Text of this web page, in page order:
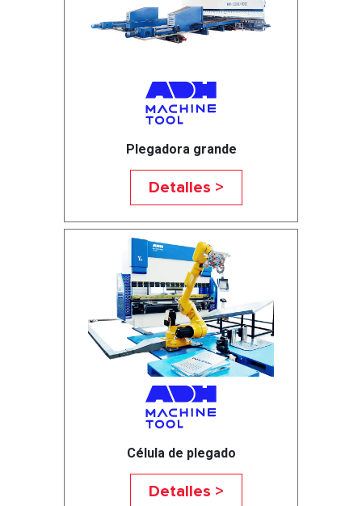
Plegadora grande
Detalles >
Célula de plegado
Detalles >